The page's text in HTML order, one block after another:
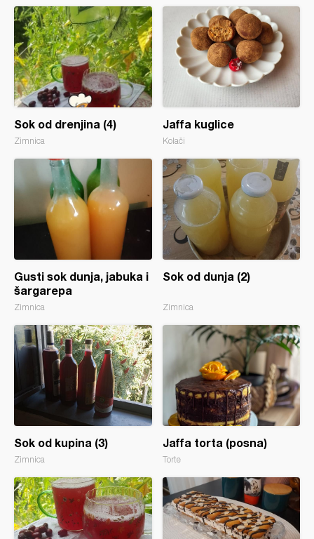
Sok od drenjina (4)
Zimnica
Jaffa kuglice
Kolači
Gusti sok dunja, jabuka i
šargarepa
Zimnica
Sok od dunja (2)
Zimnica
Sok od kupina (3)
Zimnica
Jaffa torta (posna)
Torte